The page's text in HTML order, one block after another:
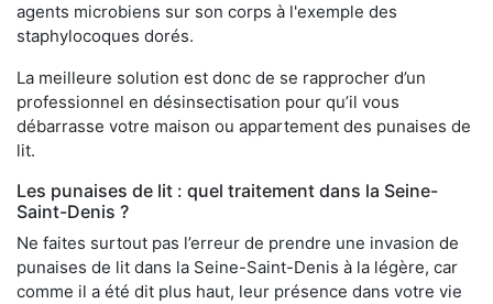
agents microbiens sur son corps à l'exemple des
staphylocoques dorés.
La meilleure solution est donc de se rapprocher d’un
professionnel en désinsectisation pour qu’il vous
débarrasse votre maison ou appartement des punaises de
lit.
Les punaises de lit : quel traitement dans la Seine-
Saint-Denis ?
Ne faites surtout pas l’erreur de prendre une invasion de
punaises de lit dans la Seine-Saint-Denis à la légère, car
comme il a été dit plus haut, leur présence dans votre vie